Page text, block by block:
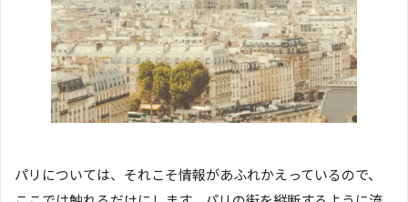
パリについては、それこそ情報があふれかえっているので、